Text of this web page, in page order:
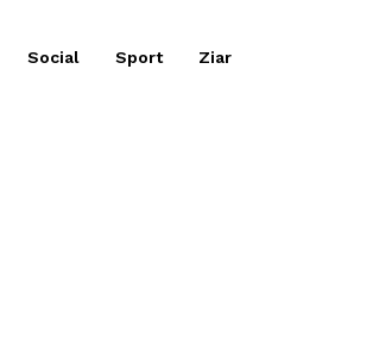
Social Sport Ziar